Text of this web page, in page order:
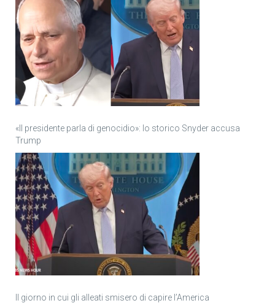
«Il presidente parla di genocidio»: lo storico Snyder accusa
Trump
Il giorno in cui gli alleati smisero di capire l’America